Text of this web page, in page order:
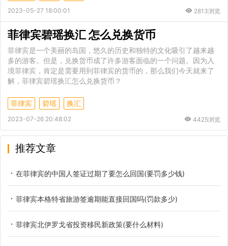
2023-05-27 18:00:01 2813浏览
菲律宾碧瑶换汇 怎么兑换货币
菲律宾是一个美丽的岛国，悠久的历史和独特的文化吸引了越来越
多的游客。但是，兑换货币成了许多游客面临的一个问题。因为入
境菲律宾，肯定是需要用到菲律宾的货币的，那么我们今天就来了
解，菲律宾碧瑶换汇怎么兑换货币？
菲律宾 碧瑶 换汇
2023-07-26 20:48:02 4425浏览
推荐文章
在菲律宾的中国人签证过期了要怎么回国(要罚多少钱)
菲律宾本格特省旅游签逾期能直接回国吗(罚款多少)
菲律宾北伊罗戈省投资移民新政策(要什么材料)